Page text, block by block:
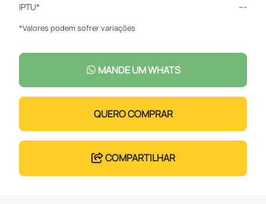
IPTU*
---
*Valores podem sofrer variações
MANDE UM WHATS
QUERO COMPRAR
COMPARTILHAR